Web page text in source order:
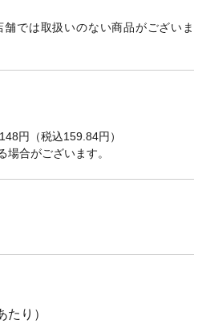
では取扱いのない商品がございま
円（税込159.84円）
場合がございます。
たり）